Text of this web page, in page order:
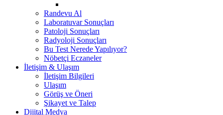
Randevu Al
Laboratuvar Sonuçları
Patoloji Sonuçları
Radyoloji Sonuçları
Bu Test Nerede Yapılıyor?
Nöbetçi Eczaneler
İletişim & Ulaşım
İletişim Bilgileri
Ulaşım
Görüş ve Öneri
Şikayet ve Talep
Dijital Medya